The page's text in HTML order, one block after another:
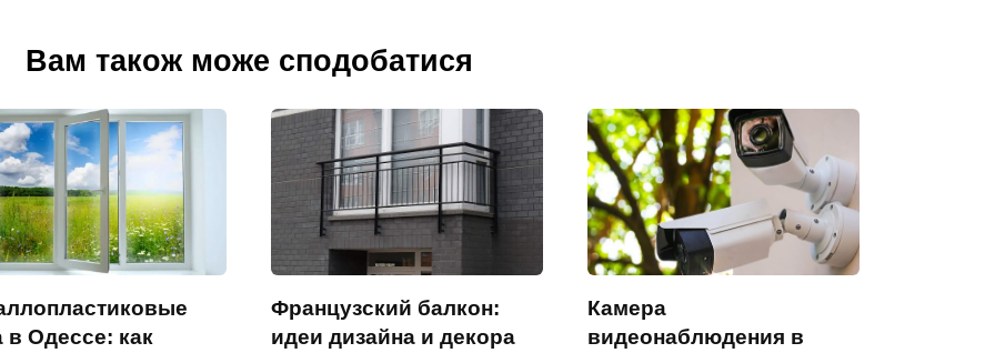
Вам також може сподобатися
в Одессе: как
Французский балкон:
идеи дизайна и декора
Камера
видеонаблюдения в